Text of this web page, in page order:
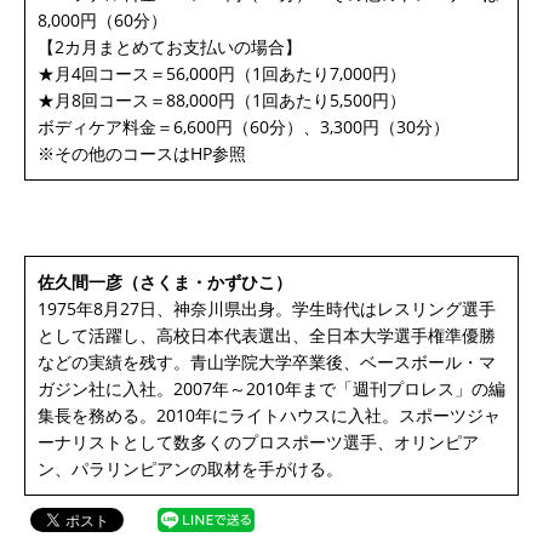
8,000円（60分）
【2カ月まとめてお支払いの場合】
★月4回コース＝56,000円（1回あたり7,000円）
★月8回コース＝88,000円（1回あたり5,500円）
ボディケア料金＝6,600円（60分）、3,300円（30分）
※その他のコースはHP参照
佐久間一彦（さくま・かずひこ）
1975年8月27日、神奈川県出身。学生時代はレスリング選手
として活躍し、高校日本代表選出、全日本大学選手権準優勝
などの実績を残す。青山学院大学卒業後、ベースボール・マ
ガジン社に入社。2007年～2010年まで「週刊プロレス」の編
集長を務める。2010年にライトハウスに入社。スポーツジャ
ーナリストとして数多くのプロスポーツ選手、オリンピア
ン、パラリンピアンの取材を手がける。